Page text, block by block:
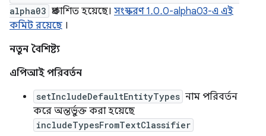
alpha03 প্রকাশিত হয়েছে। সংস্করণ 1.0.0-alpha03-এ এই
কমিট রয়েছে ।
নতুন বৈশিষ্ট্য
এপিআই পরিবর্তন
setIncludeDefaultEntityTypes নাম পরিবর্তন
করে অন্তর্ভুক্ত করা হয়েছে
includeTypesFromTextClassifier